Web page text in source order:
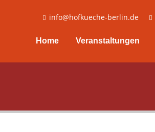
info@hofkueche-berlin.de
Home Veranstaltungen